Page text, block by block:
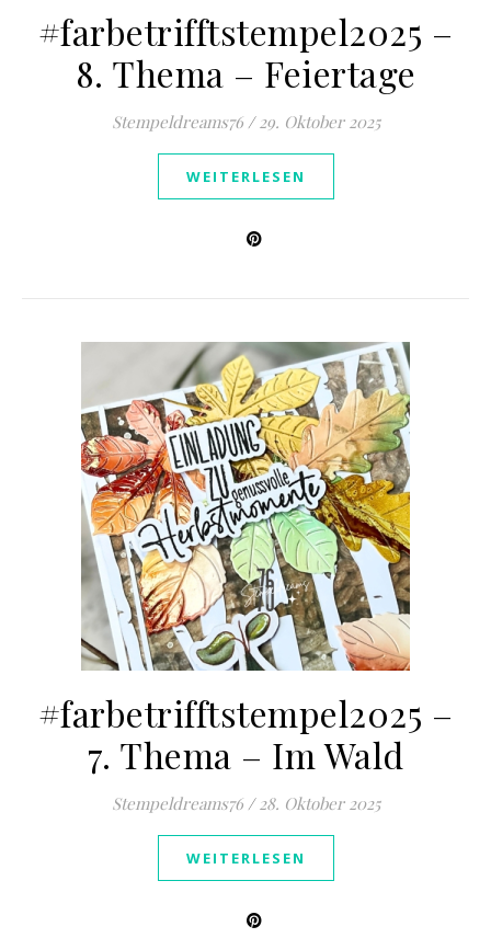
#farbetrifftstempel2025 –
8. Thema – Feiertage
Stempeldreams76 / 29. Oktober 2025
WEITERLESEN
#farbetrifftstempel2025 –
7. Thema – Im Wald
Stempeldreams76 / 28. Oktober 2025
WEITERLESEN